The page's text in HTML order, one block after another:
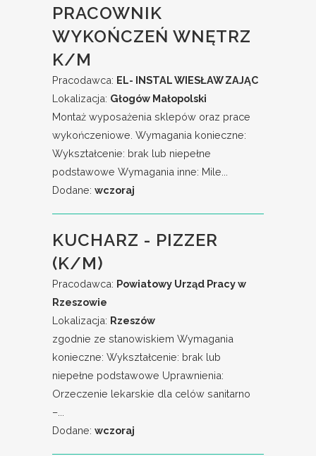
PRACOWNIK
WYKOŃCZEŃ WNĘTRZ
K/M
Pracodawca: EL- INSTAL WIESŁAW ZAJĄC
Lokalizacja: Głogów Małopolski
Montaż wyposażenia sklepów oraz prace
wykończeniowe. Wymagania konieczne:
Wykształcenie: brak lub niepełne
podstawowe Wymagania inne: Mile...
Dodane: wczoraj
KUCHARZ - PIZZER
(K/M)
Pracodawca: Powiatowy Urząd Pracy w
Rzeszowie
Lokalizacja: Rzeszów
zgodnie ze stanowiskiem Wymagania
konieczne: Wykształcenie: brak lub
niepełne podstawowe Uprawnienia:
Orzeczenie lekarskie dla celów sanitarno
–...
Dodane: wczoraj